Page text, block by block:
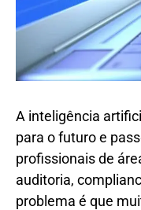
A inteligência
para o futuro e
profissionais de
auditoria,
problema é que